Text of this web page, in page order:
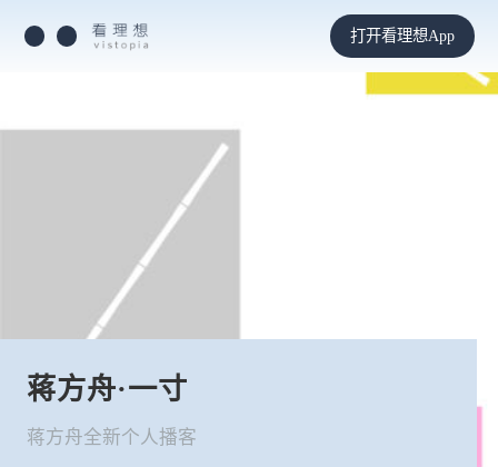
打开看理想App
蒋方舟·一寸
蒋方舟全新个人播客